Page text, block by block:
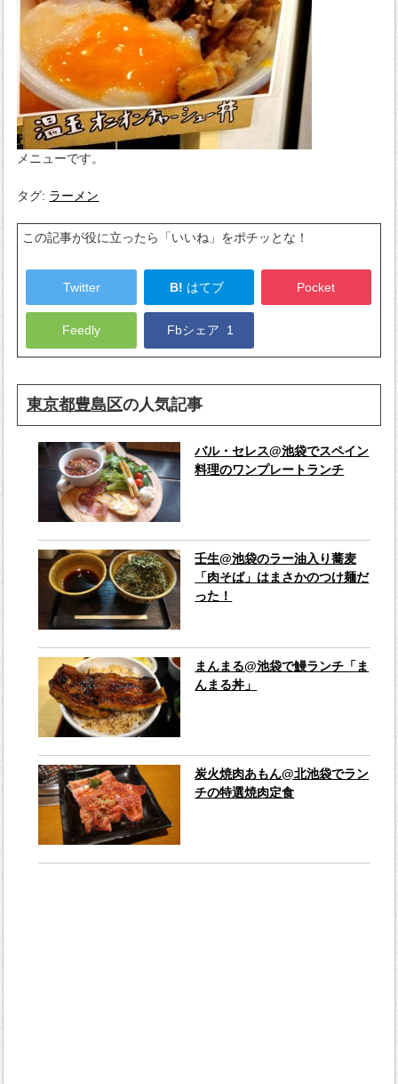
メニューです。
タグ: ラーメン
この記事が役に立ったら「いいね」をポチッとな！
Twitter B! はてブ Pocket
Feedly Fbシェア 1
東京都豊島区の人気記事
バル・セレス@池袋でスペイン
料理のワンプレートランチ
壬生@池袋のラー油入り蕎麦
「肉そば」はまさかのつけ麺だ
った！
まんまる@池袋で鰻ランチ「ま
んまる丼」
炭火焼肉あもん@北池袋でラン
チの特選焼肉定食